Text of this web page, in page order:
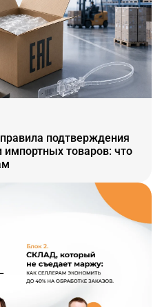
подтверждения
импортных товаров: что